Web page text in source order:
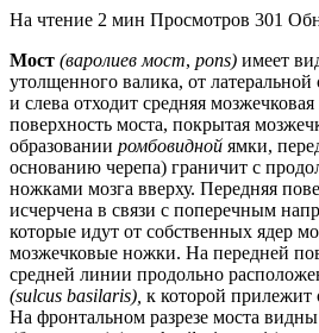
На чтение 2 мин Просмотров 301
Мост (варолиев мост, pons) имеет
утолщенного валика, от латеральной
и слева отходит средняя
поверхность моста, покрытая
образовании ромбовидной ямки,
основанию черепа) граничит с
ножками мозга вверху. Передняя
исчерчена в связи с поперечным
которые идут от собственных ядер
мозжечковые ножки. На передней
средней линии продольно
(sulcus basilaris), к которой прилежит
На фронтальном разрезе моста